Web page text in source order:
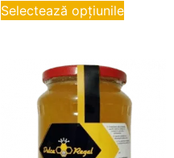
Selectează opțiunile